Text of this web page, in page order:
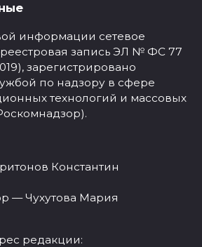
информации сетевое
запись ЭЛ № ФС 77
зарегистрировано
по надзору в сфере
технологий и массовых
Константин
— Чухутова Мария
редакции: